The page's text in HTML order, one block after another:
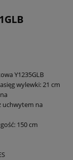
Y1235GLB
wylewki: 21 cm
uchwytem na
150 cm